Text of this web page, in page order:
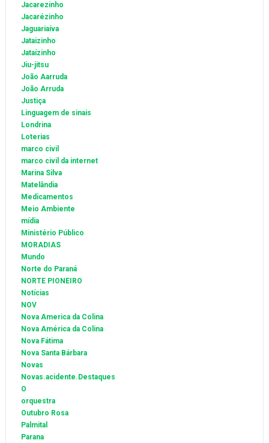
Jacarezinho
Jacarézinho
Jaguariaíva
Jataizinho
Jataízinho
Jiu-jitsu
João Aarruda
João Arruda
Justiça
Linguagem de sinais
Londrina
Loterias
marco civil
marco civil da internet
Marina Silva
Matelândia
Medicamentos
Meio Ambiente
mídia
Ministério Público
MORADIAS
Mundo
Norte do Paraná
NORTE PIONEIRO
Notícias
NOV
Nova America da Colina
Nova América da Colina
Nova Fátima
Nova Santa Bárbara
Novas
Novas.acidente.Destaques
O
orquestra
Outubro Rosa
Palmital
Parana